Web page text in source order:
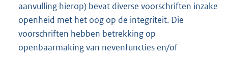
aanvulling hierop) bevat diverse voorschriften inzake
openheid met het oog op de integriteit. Die
voorschriften hebben betrekking op
openbaarmaking van nevenfuncties en/of